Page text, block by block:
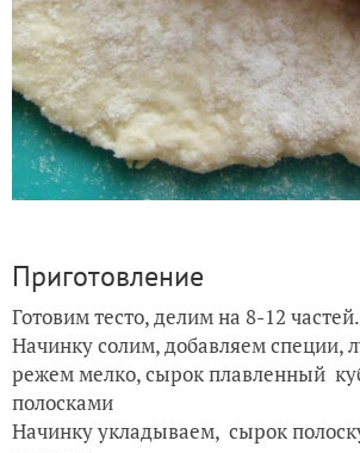
Приготовление
Готовим тесто, делим на 8-12 частей.
Начинку солим, добавляем специи,
режем мелко, сырок плавленный
полосками
Начинку укладываем, сырок